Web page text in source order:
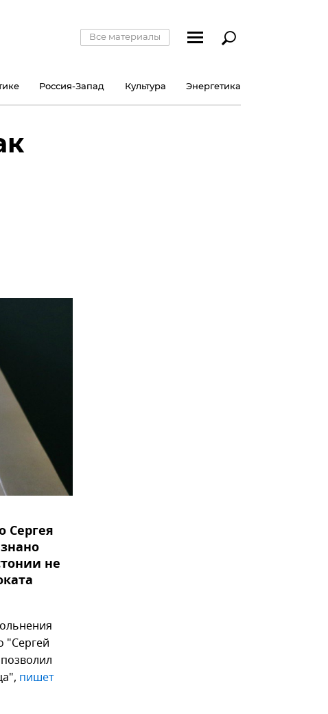
Все материалы
Россия-Запад Культура Энергетика
Сергея
не
"Сергей
пишет